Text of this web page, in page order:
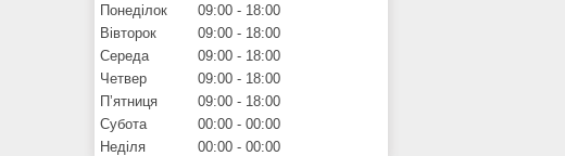
Понеділок 09:00
18:00
Вівторок
09:00
18:00
Середа
09:00
18:00
Четвер
09:00
18:00
Пʼятниця
09:00
18:00
Субота
00:00
00:00
Неділя
00:00 00:00